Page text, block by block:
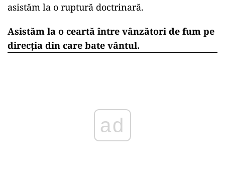
asistăm la o ruptură doctrinară.
Asistăm la o ceartă între vânzători de fum pe
direcția din care bate vântul.
ad